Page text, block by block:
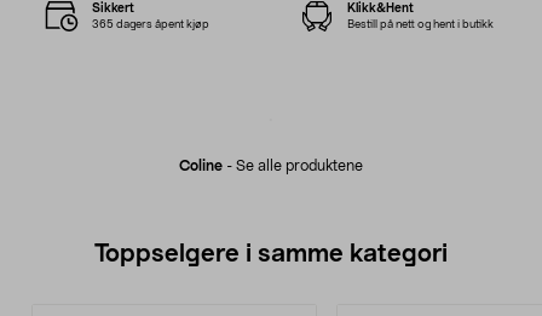
Coline - Se alle produktene
Sikkert
365 dagers åpent kjøp
Klikk&Hent
Bestill på nett og hent i butikk
Toppselgere i samme kategori